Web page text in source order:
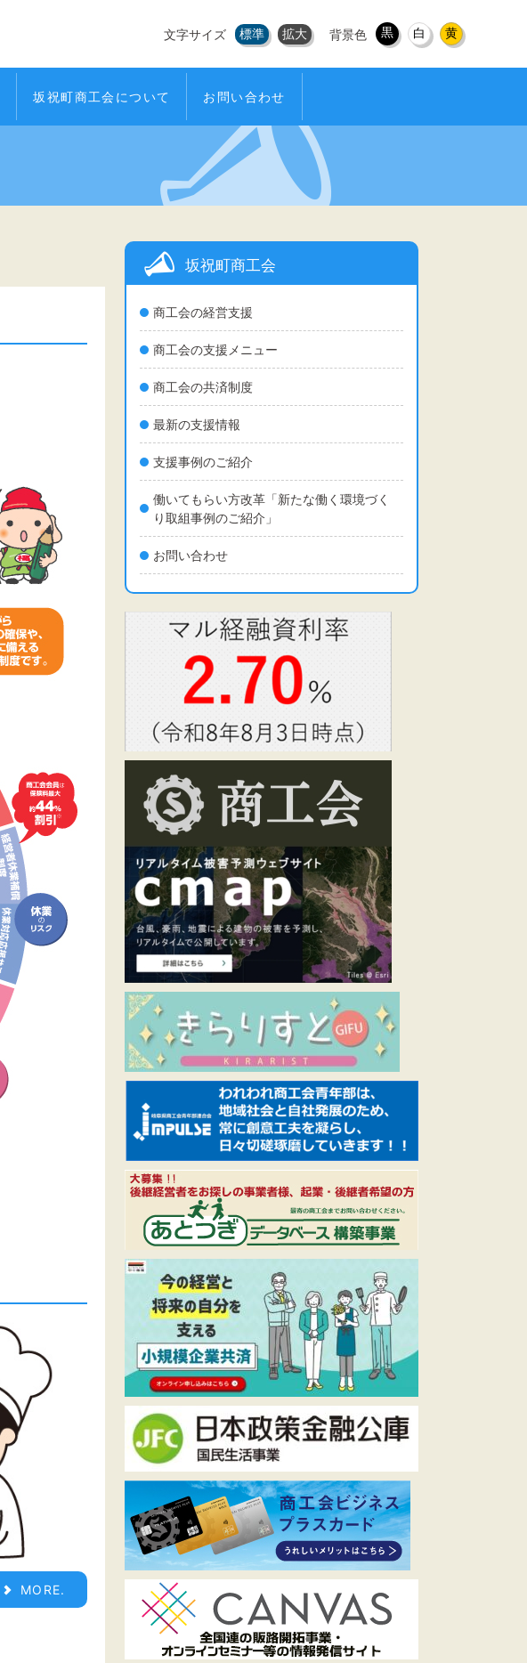
文字サイズ 標準 拡大 背景色 黒 白 黄
坂祝町商工会について お問い合わせ
坂祝町商工会
商工会の経営支援
商工会の支援メニュー
商工会の共済制度
最新の支援情報
支援事例のご紹介
働いてもらい方改革「新たな働く環境づく
り取組事例のご紹介」
お問い合わせ
MORE.